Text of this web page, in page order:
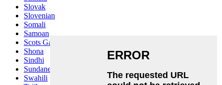
Slovak
Slovenian
Somali
Samoan
Scots Gaelic
Shona
Sindhi
Sundanese
Swahili